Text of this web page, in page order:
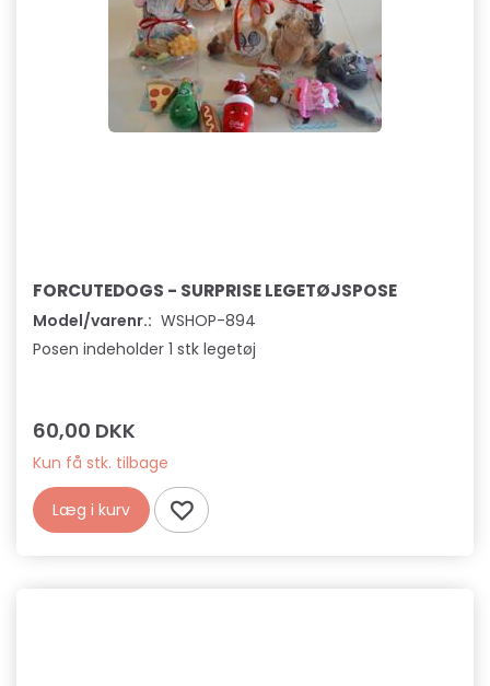
FORCUTEDOGS - SURPRISE LEGETØJSPOSE
Model/varenr.: WSHOP-894
Posen indeholder 1 stk legetøj
60,00 DKK
Kun få stk. tilbage
Læg i kurv